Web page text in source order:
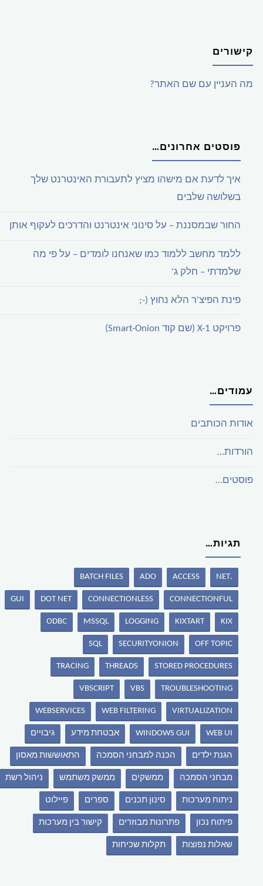
קישורים
מה העניין עם שם האתר?
פוסטים אחרונים…
איך לדעת אם מישהו מציץ לתעבורת האינטרנט שלך
בשלושה שלבים
החור שבמסננת – על סינוני אינטרנט והדרכים לעקוף אותן
ללמד מחשב ללמוד כמו שאנחנו לומדים – על פי מה
שלמדתי – חלק ג'
פינת הפיצ'ר הלא נחוץ (-;
פרויקט X-1 (שם קוד Smart-Onion)
עמודים…
אודות הכותבים
הורדות…
פוסטים…
תגיות…
.NET
ACCESS
ADO
BATCH FILES
CONNECTIONFUL
CONNECTIONLESS
DOT NET
GUI
KIX
KIXTART
LOGGING
MSSQL
ODBC
OFF TOPIC
SECURITYONION
SQL
STORED PROCEDURES
THREADS
TRACING
TROUBLESHOOTING
VBS
VBSCRIPT
VIRTUALIZATION
WEB FILTERING
WEBSERVICES
WEB UI
WINDOWS GUI אבטחת מידע גיבויים
הגנת ילדים הכנה למבחני הסמכה התאוששות מאסון
מבחני הסמכה ממשקים ממשק משתמש ניהול רשת
ניתוח מערכות סינון תכנים ספרים פיילוט
פיתוח נכון פתרונות מבוזרים קישור בין מערכות
שאלות נפוצות תקלות שכיחות